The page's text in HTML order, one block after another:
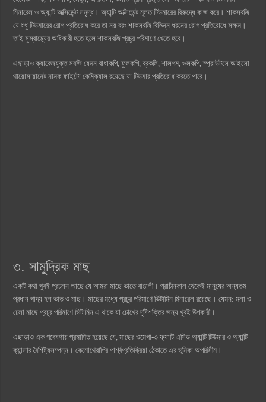
মিনারেল ও অ্যান্টি অক্সিডেন্ট সমৃদ্ধ। অ্যান্টি অক্সিডেন্ট মূলত টিউমারের বিরুদ্ধে কাজ করে। শাকসবজি
যে শুধু টিউমারের রোগ প্রতিরোধ করে তা নয় বরং শাকসবজি বিভিন্ন ধরনের রোগ প্রতিরোধে সক্ষম।
তাই সুস্বাস্থ্যের অধিকারী হতে হলে শাকসবজি প্রচুর পরিমাণে খেতে হবে।
এছাড়াও ক্যাবেজযুক্ত সবজি যেমন বাধাকপি, ফুলকপি, ব্রকলি, শালগম, ওলকপি, স্প্রাউটসে আইসো
থায়োসায়ানেট নামক ফাইটো কেমিক্যাল রয়েছে যা টিউমার প্রতিরোধ করতে পারে।
৩. সামুদ্রিক মাছ
একটি কথা খুবই প্রচলন আছে যে আমরা মাছে ভাতে বাঙালী। প্রাচীনকাল থেকেই মানুষের অন্যতম
প্রধান খাদ্য হল ভাত ও মাছ। মাছের মধ্যে প্রচুর পরিমাণে ভিটামিন মিনারেল রয়েছে। যেমন: মলা ও
ঢেলা মাছে প্রচুর পরিমাণে ভিটামিন এ থাকে যা চোখের দৃষ্টিশক্তির জন্য খুবই উপকারী।
এছাড়াও এক গবেষণায় প্রমাণিত হয়েছে যে, মাছের ওমেগা-৩ ফ্যাটি এসিড অ্যান্টি টিউমার ও অ্যান্টি
ক্যান্সার বৈশিষ্ট্যসম্পন্ন। কেমোথেরাপির পার্শ্বপ্রতিক্রিয়া ঠেকাতে এর ভূমিকা অপরিসীম।